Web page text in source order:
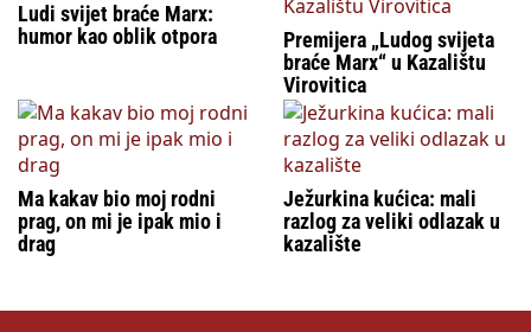
Ludi svijet braće Marx:
humor kao oblik otpora
Premijera „Ludog svijeta
braće Marx“ u Kazalištu
Virovitica
Ma kakav bio moj rodni
prag, on mi je ipak mio i
drag
Ježurkina kućica: mali
razlog za veliki odlazak u
kazalište